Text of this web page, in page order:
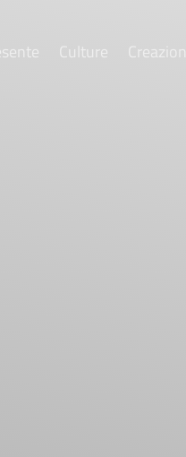
Culture Creazioni